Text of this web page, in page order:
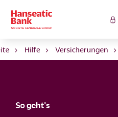
Hilfe Versicherungen
So geht's